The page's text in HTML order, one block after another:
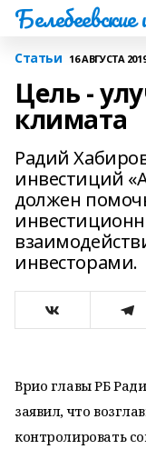
Статьи 16 АВГУСТА
Цель -
климата
Радий
инвестиций
должен
инвесторами.
Врио главы РБ
заявил, что
контролировать